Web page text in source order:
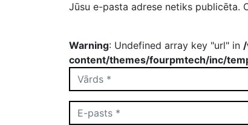
Jūsu e-pasta adrese netiks publicēta.
Warning: Undefined array key "url" in
content/themes/fourpmtech/inc/